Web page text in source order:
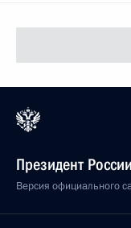
3 октября 2000 года,
Нью-Дели
Владимир Путин